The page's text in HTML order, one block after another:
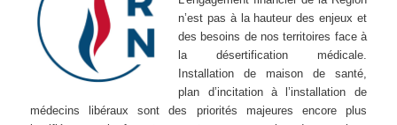
n’est pas à la hauteur des enjeux et
des besoins de nos territoires face à
la désertification médicale.
Installation de maison de santé,
plan d’incitation à l’installation de
médecins libéraux sont des priorités majeures encore plus